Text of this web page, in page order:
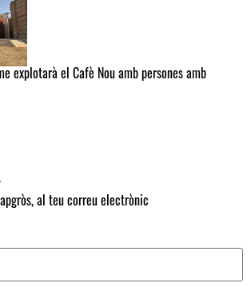
explotarà el Cafè Nou amb persones amb
al teu correu electrònic